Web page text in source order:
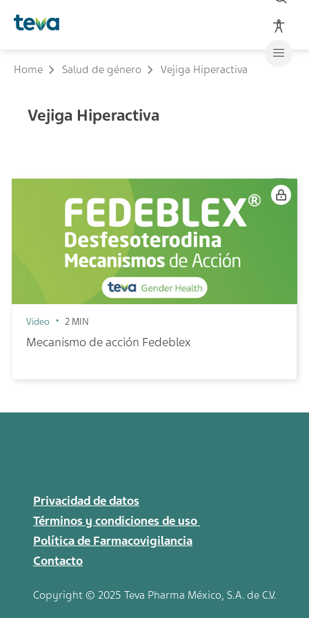
Home Salud de género Vejiga Hiperactiva
Vejiga Hiperactiva
Video 2 MIN
Mecanismo de acción Fedeblex
Privacidad de datos
Términos y condiciones de uso
Política de Farmacovigilancia
Contacto
Copyright © 2025 Teva Pharma México, S.A. de C.V.